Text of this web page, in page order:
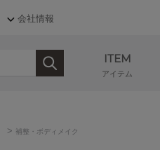
会社情報
ITEM
アイテム
> 補整・ボディメイク